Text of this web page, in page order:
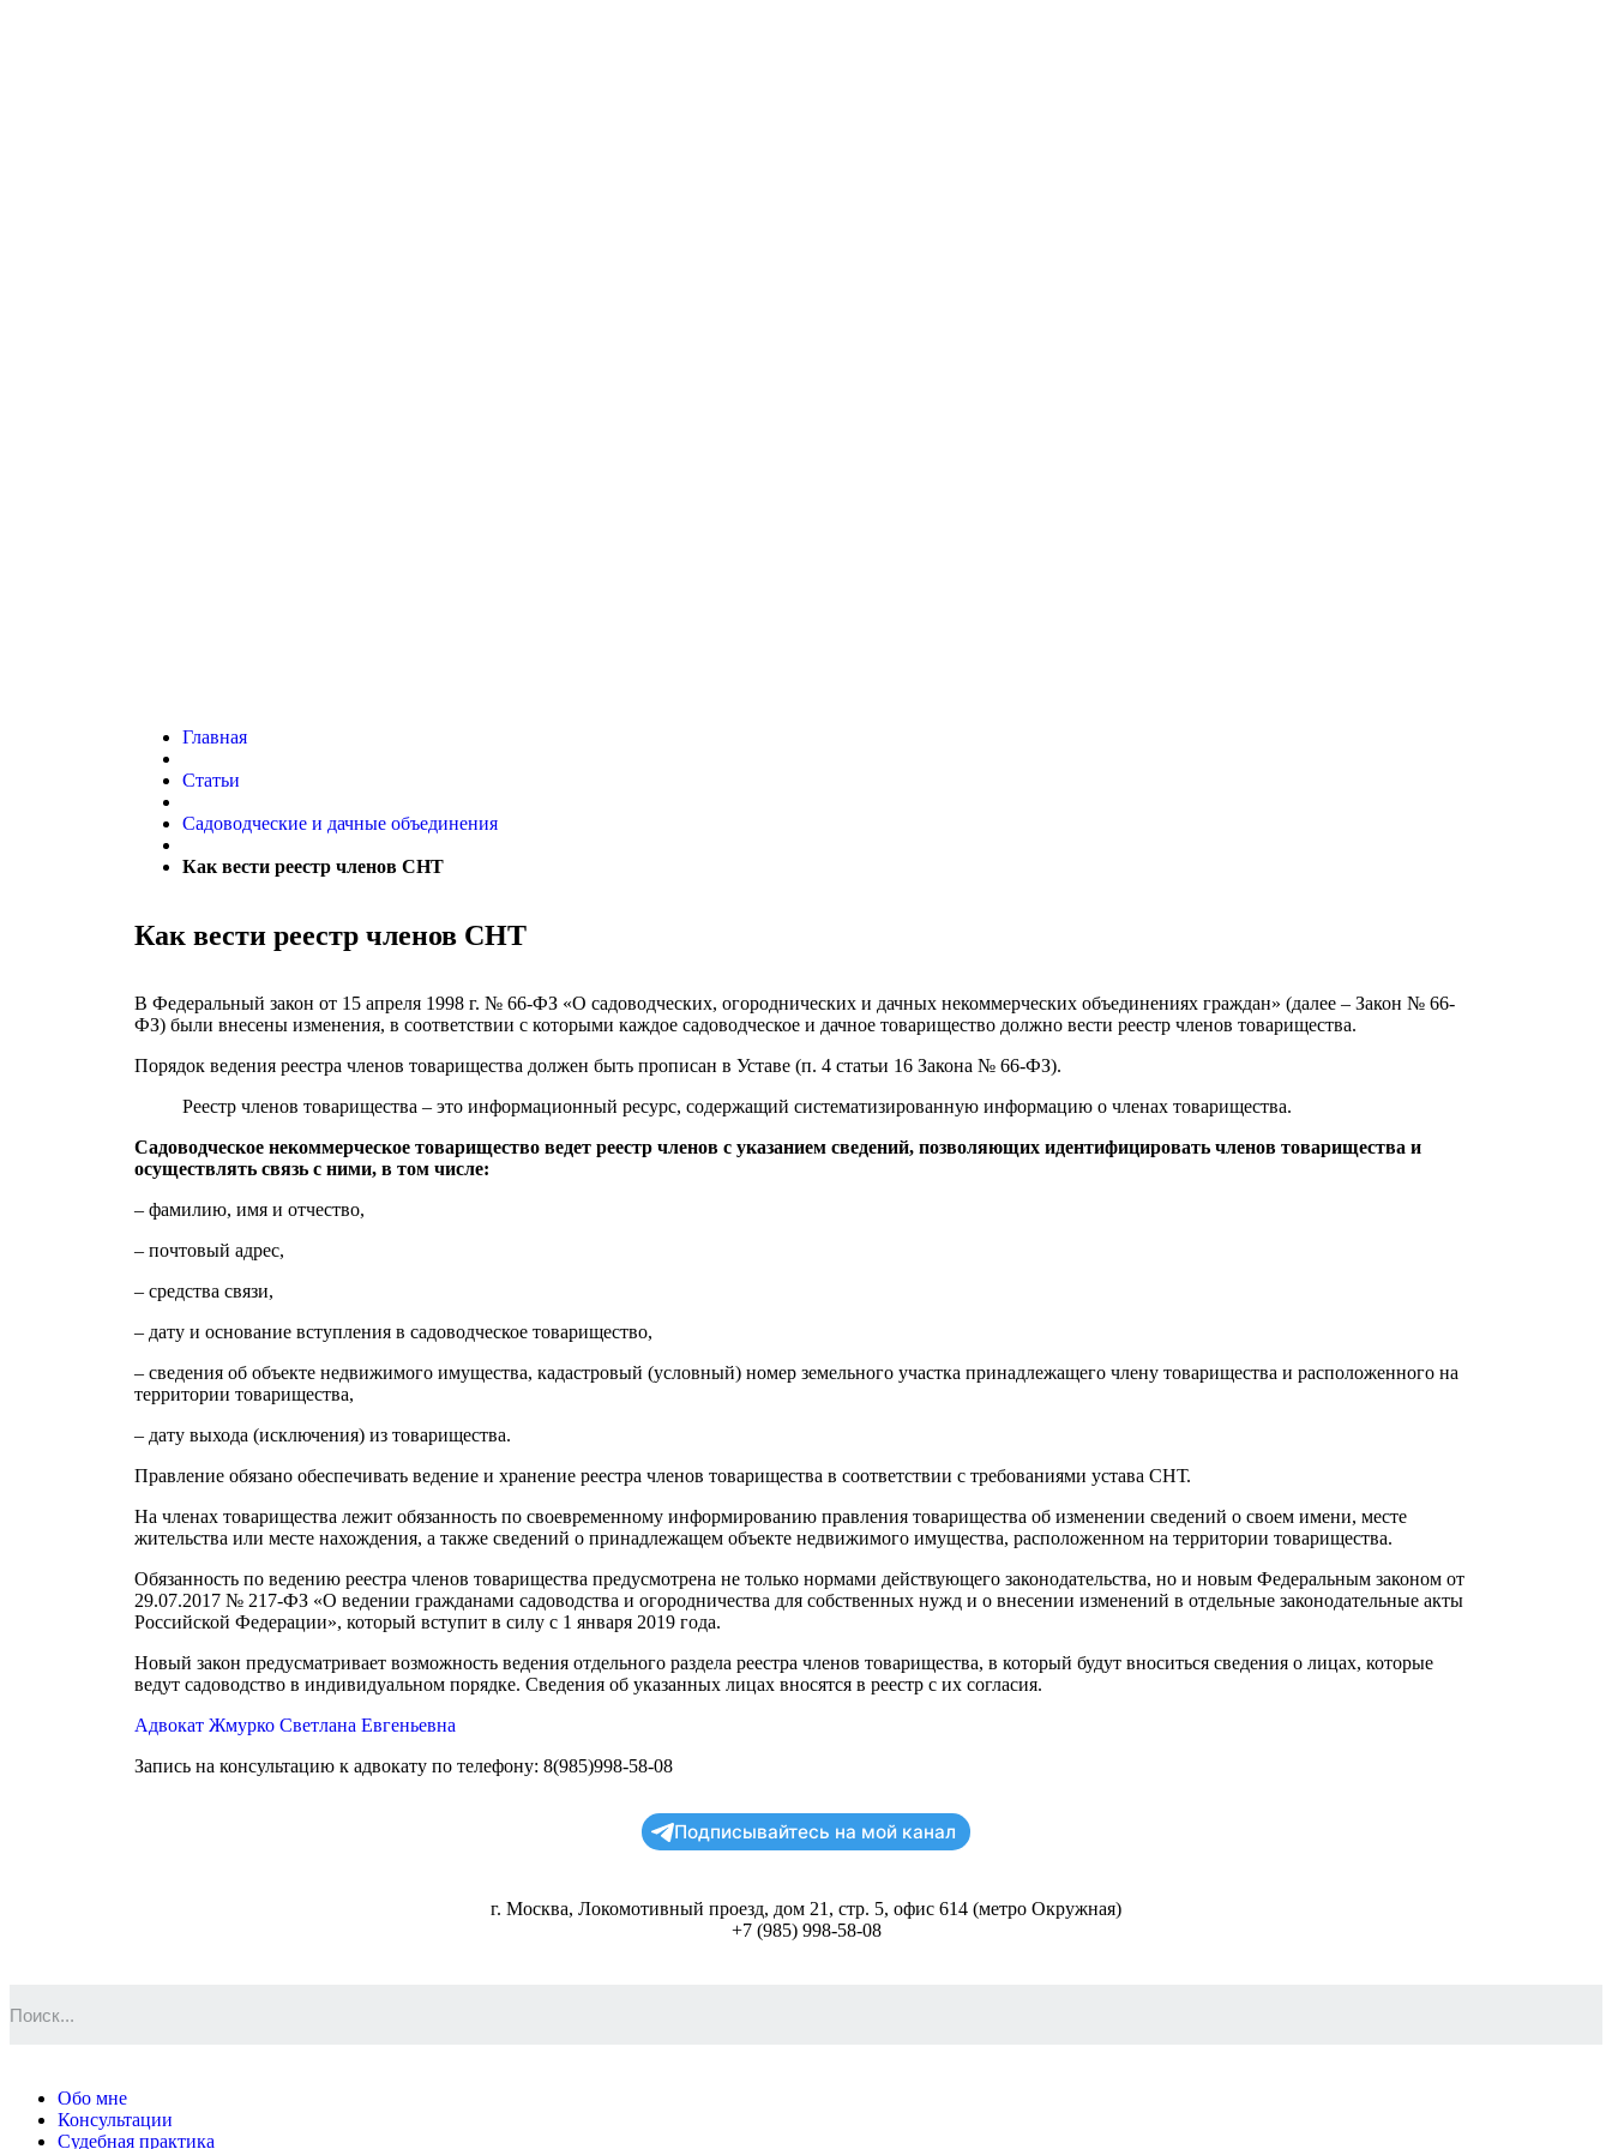
Главная
Статьи
Садоводческие и дачные объединения
Как вести реестр членов СНТ
Как вести реестр членов СНТ
В Федеральный закон от 15 апреля 1998 г. № 66-ФЗ «О садоводческих, огороднических и дачных некоммерческих объединениях граждан» (далее – Закон № 66-
ФЗ) были внесены изменения, в соответствии с которыми каждое садоводческое и дачное товарищество должно вести реестр членов товарищества.
Порядок ведения реестра членов товарищества должен быть прописан в Уставе (п. 4 статьи 16 Закона № 66-ФЗ).
Реестр членов товарищества – это информационный ресурс, содержащий систематизированную информацию о членах товарищества.
Садоводческое некоммерческое товарищество ведет реестр членов с указанием сведений, позволяющих идентифицировать членов товарищества и
осуществлять связь с ними, в том числе:
– фамилию, имя и отчество,
– почтовый адрес,
– средства связи,
– дату и основание вступления в садоводческое товарищество,
– сведения об объекте недвижимого имущества, кадастровый (условный) номер земельного участка принадлежащего члену товарищества и расположенного на
территории товарищества,
– дату выхода (исключения) из товарищества.
Правление обязано обеспечивать ведение и хранение реестра членов товарищества в соответствии с требованиями устава СНТ.
На членах товарищества лежит обязанность по своевременному информированию правления товарищества об изменении сведений о своем имени, месте
жительства или месте нахождения, а также сведений о принадлежащем объекте недвижимого имущества, расположенном на территории товарищества.
Обязанность по ведению реестра членов товарищества предусмотрена не только нормами действующего законодательства, но и новым Федеральным законом от
29.07.2017 № 217-ФЗ «О ведении гражданами садоводства и огородничества для собственных нужд и о внесении изменений в отдельные законодательные акты
Российской Федерации», который вступит в силу с 1 января 2019 года.
Новый закон предусматривает возможность ведения отдельного раздела реестра членов товарищества, в который будут вноситься сведения о лицах, которые
ведут садоводство в индивидуальном порядке. Сведения об указанных лицах вносятся в реестр с их согласия.
Адвокат Жмурко Светлана Евгеньевна
Запись на консультацию к адвокату по телефону: 8(985)998-58-08
Подписывайтесь на мой канал
г. Москва, Локомотивный проезд, дом 21, стр. 5, офис 614 (метро Окружная)
+7 (985) 998-58-08
Обо мне
Консультации
Судебная практика